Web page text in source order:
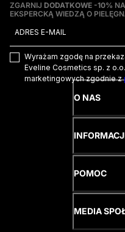
ZGARNIJ DODATKOWE -10%
EKSPERCKĄ WIEDZĄ O
Wyrażam zgodę na
Eveline Cosmetics sp. z
marketingowych zgodnie z
Ta strona jest chroniona
O NAS
POMOC
MEDIA